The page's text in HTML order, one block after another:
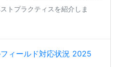
トプラクティスを紹介しま
ィールド対応状況 2025